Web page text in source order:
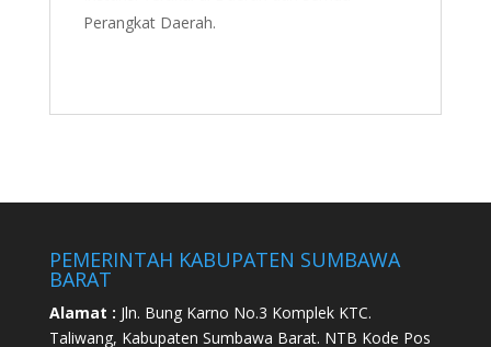
Perangkat Daerah.
PEMERINTAH KABUPATEN SUMBAWA
BARAT
Alamat : Jln. Bung Karno No.3 Komplek KTC.
Taliwang, Kabupaten Sumbawa Barat. NTB Kode Pos